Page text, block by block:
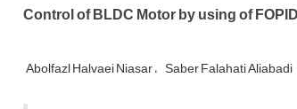
Control of BLDC Motor by using of
Abolfazl Halvaei Niasar Saber Falahati Aliabadi